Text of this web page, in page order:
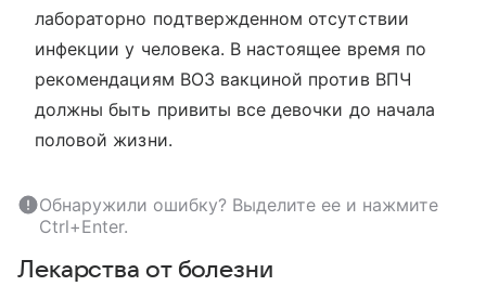
лабораторно подтвержденном отсутствии
инфекции у человека. В настоящее время по
рекомендациям ВОЗ вакциной против ВПЧ
должны быть привиты все девочки до начала
половой жизни.
Обнаружили ошибку? Выделите ее и нажмите
Ctrl+Enter.
Лекарства от болезни